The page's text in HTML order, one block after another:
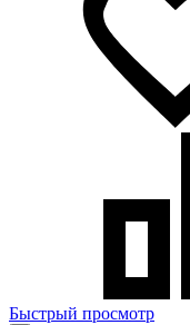
Быстрый просмотр